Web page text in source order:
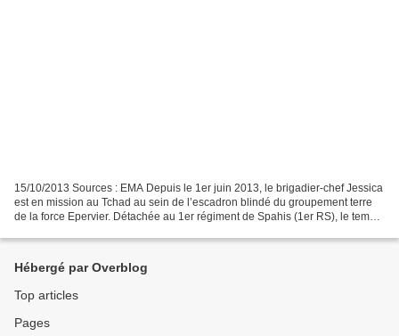
15/10/2013 Sources : EMA Depuis le 1er juin 2013, le brigadier-chef Jessica
est en mission au Tchad au sein de l’escadron blindé du groupement terre
de la force Epervier. Détachée au 1er régiment de Spahis (1er RS), le temps
Hébergé par Overblog
Top articles
Pages